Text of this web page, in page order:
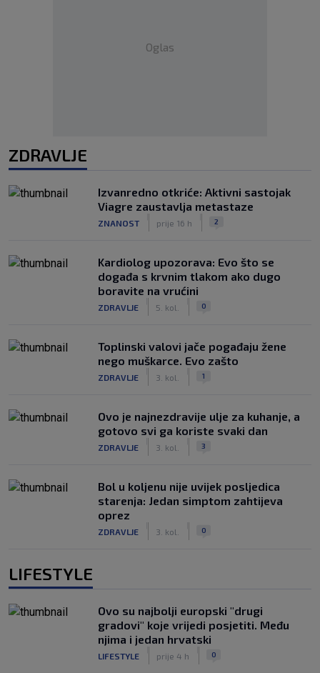
Oglas
ZDRAVLJE
Izvanredno otkriće: Aktivni sastojak
Viagre zaustavlja metastaze
ZNANOST prije 16 h 2
Kardiolog upozorava: Evo što se
događa s krvnim tlakom ako dugo
boravite na vrućini
ZDRAVLJE 5. kol. 0
Toplinski valovi jače pogađaju žene
nego muškarce. Evo zašto
ZDRAVLJE 3. kol. 1
Ovo je najnezdravije ulje za kuhanje, a
gotovo svi ga koriste svaki dan
ZDRAVLJE 3. kol. 3
Bol u koljenu nije uvijek posljedica
starenja: Jedan simptom zahtijeva
oprez
ZDRAVLJE 3. kol. 0
LIFESTYLE
Ovo su najbolji europski "drugi
gradovi" koje vrijedi posjetiti. Među
njima i jedan hrvatski
LIFESTYLE prije 4 h 0